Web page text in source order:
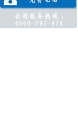
心。